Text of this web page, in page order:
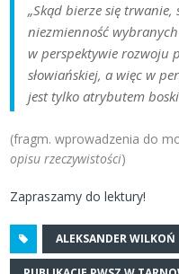
„Skąd bierze się
niezmienność
w perspektywie rozwoju
słowiańskiej, a więc w
jest tylko atrybutem
(fragm. wprowadzenia do
opisu rzeczywistości)
Zapraszamy do lektury!
ALEKSANDER WILKOŃ